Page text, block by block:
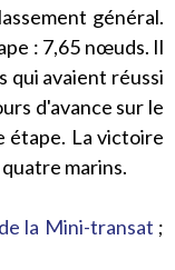
général.
: 7,65 nœuds. Il
qui avaient réussi
d'avance sur le
étape. La victoire
marins.
la Mini-transat ;